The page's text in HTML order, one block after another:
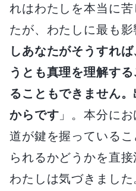
れはわたしを本当に
たが、わたしに最も
しあなたがそうすれ
うとも真理を理解す
ることもできません
からです 」。本分に
道が鍵を握っている
られるかどうかを直接
わたしは気づきまし